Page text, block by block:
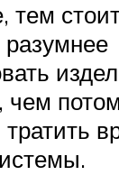
тем
чем
тратить